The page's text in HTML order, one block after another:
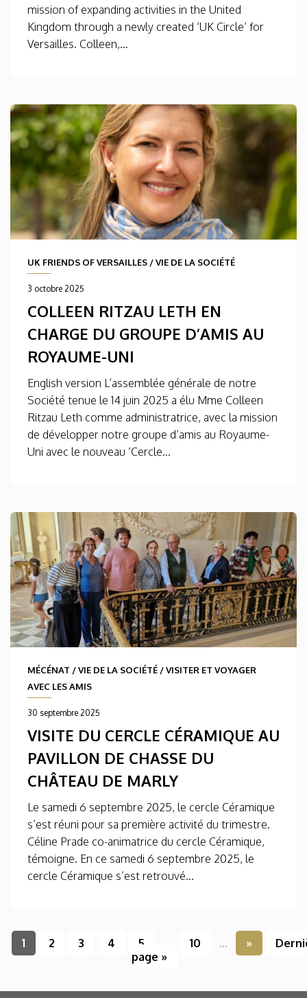
mission of expanding activities in the United
Kingdom through a newly created ‘UK Circle’ for
Versailles. Colleen,...
UK FRIENDS OF VERSAILLES /VIE DE LA SOCIÉTÉ
3 octobre 2025
COLLEEN RITZAU LETH EN
CHARGE DU GROUPE D’AMIS AU
ROYAUME-UNI
English version L’assemblée générale de notre
Société tenue le 14 juin 2025 a élu Mme Colleen
Ritzau Leth comme administratrice, avec la mission
de développer notre groupe d’amis au Royaume-
Uni avec le nouveau ‘Cercle...
MÉCÉNAT /VIE DE LA SOCIÉTÉ /VISITER ET VOYAGER
AVEC LES AMIS
30 septembre 2025
VISITE DU CERCLE CÉRAMIQUE AU
PAVILLON DE CHASSE DU
CHÂTEAU DE MARLY
Le samedi 6 septembre 2025, le cercle Céramique
s’est réuni pour sa première activité du trimestre.
Céline Prade co-animatrice du cercle Céramique,
témoigne. En ce samedi 6 septembre 2025, le
cercle Céramique s’est retrouvé...
1 2 3 4 5 10 ... »
page »